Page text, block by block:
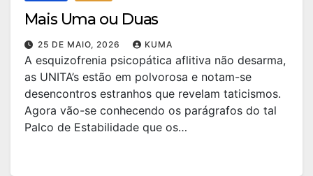
Mais Uma ou Duas
25 DE MAIO, 2026 KUMA
A esquizofrenia psicopática aflitiva não desarma,
as UNITA’s estão em polvorosa e notam-se
desencontros estranhos que revelam taticismos.
Agora vão-se conhecendo os parágrafos do tal
Palco de Estabilidade que os…